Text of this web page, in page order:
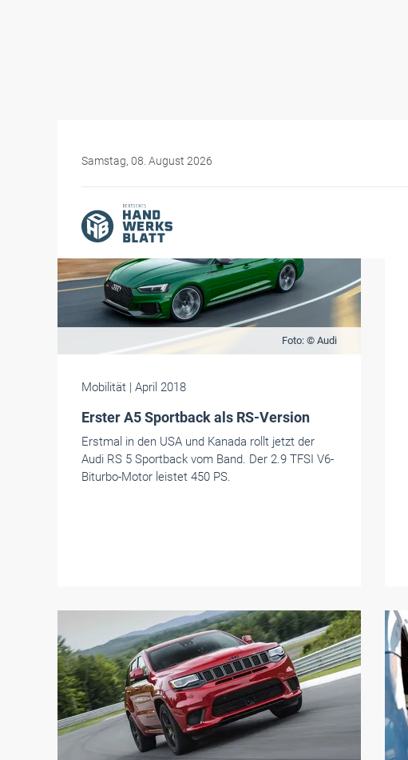
Samstag, 08. August 2026
Foto: © Audi
Mobilität | April 2018
Erster A5 Sportback als RS-Version
Erstmal in den USA und Kanada rollt jetzt der
Audi RS 5 Sportback vom Band. Der 2.9 TFSI V6-
Biturbo-Motor leistet 450 PS.